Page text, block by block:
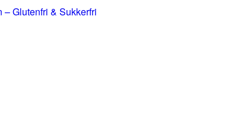
– Glutenfri & Sukkerfri